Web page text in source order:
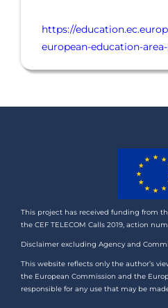
https://
european-education-
This project has received funding from
the CEF TELECOM Calls 2019, action
Disclaimer excluding Agency and
This website reflects only the author’s
the European Commission and the
responsible for any use that may be